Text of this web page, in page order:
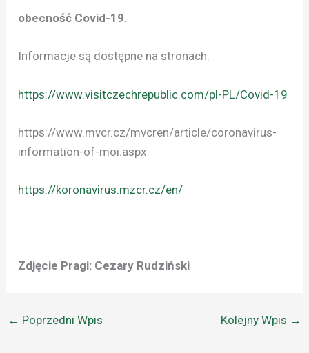
obecność Covid-19.
Informacje są dostępne na stronach:
https://www.visitczechrepublic.com/pl-PL/Covid-19
https://www.mvcr.cz/mvcren/article/coronavirus-
information-of-moi.aspx
https://koronavirus.mzcr.cz/en/
Zdjęcie Pragi: Cezary Rudziński
← Poprzedni Wpis Kolejny Wpis →